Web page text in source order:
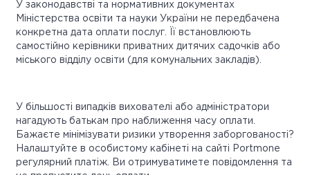
У законодавстві та нормативних документах
Міністерства освіти та науки України не передбачена
конкретна дата оплати послуг. Її встановлюють
самостійно керівники приватних дитячих садочків або
міського відділу освіти (для комунальних закладів).
У більшості випадків вихователі або адміністратори
нагадують батькам про наближення часу оплати.
Бажаєте мінімізувати ризики утворення заборгованості?
Налаштуйте в особистому кабінеті на сайті Portmone
регулярний платіж. Ви отримуватимете повідомлення та